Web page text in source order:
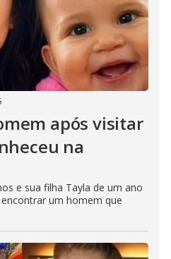
após visitar
na
e sua filha Tayla de um ano
um homem que